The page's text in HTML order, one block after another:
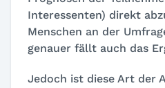
Interessenten) direkt
Menschen an der
genauer fällt auch das
Jedoch ist diese Art der